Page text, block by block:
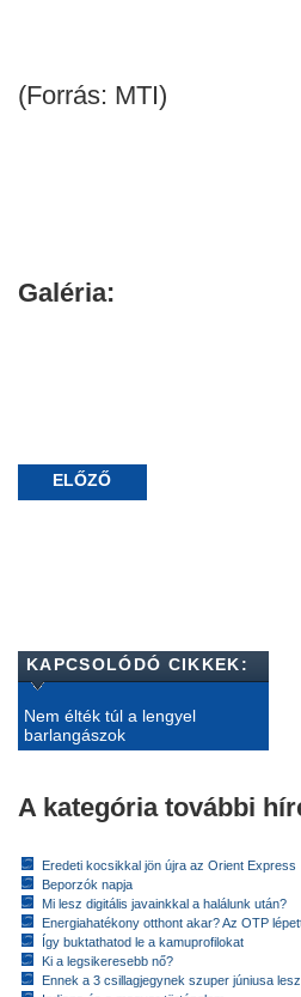
(Forrás: MTI)
Galéria:
ELŐZŐ
KAPCSOLÓDÓ CIKKEK:
Nem élték túl a lengyel
barlangászok
A kategória további
Eredeti kocsikkal jön újra az Orient Express
Beporzók napja
Mi lesz digitális javainkkal a halálunk után?
Energiahatékony otthont akar? Az OTP
Így buktathatod le a kamuprofilokat
Ki a legsikeresebb nő?
Ennek a 3 csillagjegynek szuper júniusa lesz